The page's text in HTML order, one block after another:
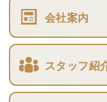
会社案内
スタッフ紹